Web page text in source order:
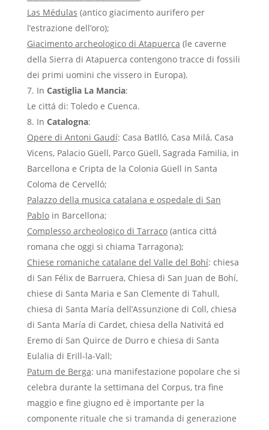
Las Médulas (antico giacimento aurifero per
l’estrazione dell’oro);
Giacimento archeologico di Atapuerca (le caverne
della Sierra di Atapuerca contengono tracce di fossili
dei primi uomini che vissero in Europa).
In Castiglia La Mancia:
Le cittá di: Toledo e Cuenca.
In Catalogna:
Opere di Antoni Gaudí: Casa Batlló, Casa Milá, Casa
Vicens, Palacio Güell, Parco Güell, Sagrada Familia, in
Barcellona e Cripta de la Colonia Güell in Santa
Coloma de Cervelló;
Palazzo della musica catalana e ospedale di San
Pabloin Barcellona;
Complesso archeologico di Tarraco(antica cittá
romana che oggi si chiama Tarragona);
Chiese romaniche catalane del Valle del Bohí: chiesa
di San Félix de Barruera, Chiesa di San Juan de Bohí,
chiese di Santa Maria e San Clemente di Tahull,
chiesa di Santa María dell’Assunzione di Coll, chiesa
di Santa María di Cardet, chiesa della Nativitá ed
Eremo di San Quirce de Durro e chiesa di Santa
Eulalia di Erill-la-Vall;
Patum de Berga: una manifestazione popolare che si
celebra durante la settimana del Corpus, tra fine
maggio e fine giugno ed è importante per la
componente rituale che si tramanda di generazione